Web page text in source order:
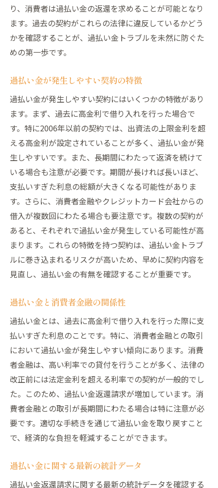
順
過払い金請求のステップバイステップガイ
ド
過払い金請求に必要な書類の準備
過払い金請求の際のフィードバックの活用
過払い金請求プロセスの流れ
専門家と連携して進める方法
過払い金トラブルを避けるためにできること
過払い金トラブルを避けるための予防策
適切な借入れと返済の方法
早期に過払い金発生をチェックする方法
金融機関との良好な関係の築き方
過払い金に関する最新情報のアップデート
定期的な財務見直しの重要性
過払い金トラブルを防ぐための専門家のアドバ
ス
過払い金請求の成功事例とそのポイント
専門家に相談するタイミング
過払い金トラブルを避けるための法的サポ
ート
専門家とのコミュニケーションのコツ
過払い金請求後のフォローアップ
り、消費者は過払い金の返還を求めることが可能となり
ます。過去の契約がこれらの法律に違反しているかどう
かを確認することが、過払い金トラブルを未然に防ぐた
めの第一歩です。
過払い金が発生しやすい契約の特徴
過払い金が発生しやすい契約にはいくつかの特徴があり
ます。まず、過去に高金利で借り入れを行った場合で
す。特に2006年以前の契約では、出資法の上限金利を超
える高金利が設定されていることが多く、過払い金が発
生しやすいです。また、長期間にわたって返済を続けて
いる場合も注意が必要です。期間が長ければ長いほど、
支払いすぎた利息の総額が大きくなる可能性がありま
す。さらに、消費者金融やクレジットカード会社からの
借入が複数回にわたる場合も要注意です。複数の契約が
あると、それぞれで過払い金が発生している可能性が高
まります。これらの特徴を持つ契約は、過払い金トラブ
ルに巻き込まれるリスクが高いため、早めに契約内容を
見直し、過払い金の有無を確認することが重要です。
過払い金と消費者金融の関係性
過払い金とは、過去に高金利で借り入れを行った際に支
払いすぎた利息のことです。特に、消費者金融との取引
において過払い金が発生しやすい傾向にあります。消費
者金融は、高い利率での貸付を行うことが多く、法律の
改正前には法定金利を超える利率での契約が一般的でし
た。このため、過払い金返還請求が増加しています。消
費者金融との取引が長期間にわたる場合は特に注意が必
要です。適切な手続きを通じて過払い金を取り戻すこと
で、経済的な負担を軽減することができます。
過払い金に関する最新の統計データ
過払い金返還請求に関する最新の統計データを確認する